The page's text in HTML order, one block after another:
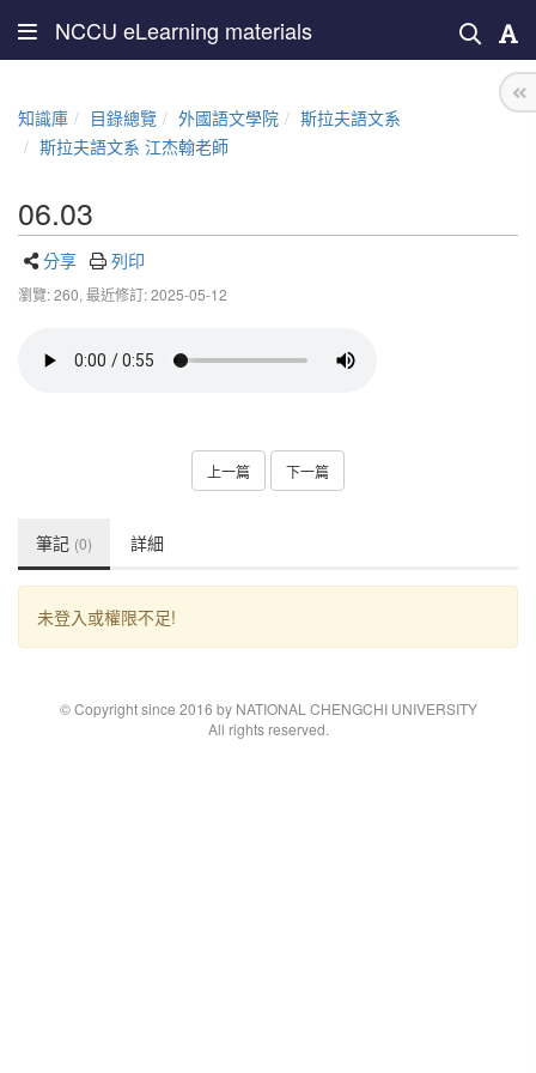
NCCU eLearning materials
知識庫 目錄總覽 外國語文學院
斯拉夫語文系
斯拉夫語文系 江杰翰老師
06.03
分享 列印
瀏覽: 260, 最近修訂: 2025-05-12
上一篇 下一篇
筆記 (0) 詳細
未登入或權限不足!
© Copyright since 2016 by NATIONAL CHENGCHI UNIVERSITY
All rights reserved.